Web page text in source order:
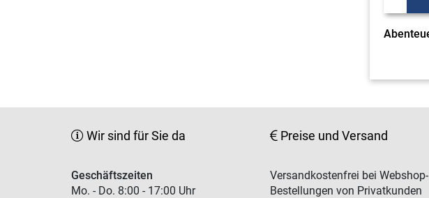
Wir sind für Sie da
Geschäftszeiten
Mo. - Do. 8:00 - 17:00 Uhr
Preise und Versand
Versandkostenfrei bei Webshop-
Bestellungen von Privatkunden